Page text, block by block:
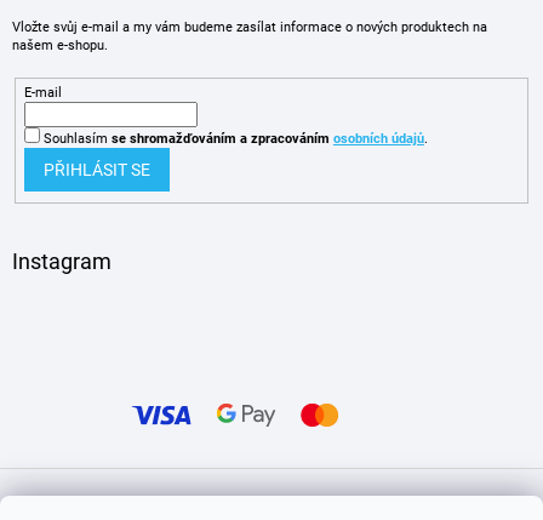
Vložte svůj e-mail a my vám budeme zasílat informace o nových produktech na
našem e-shopu.
E-mail
Souhlasím se shromažďováním a zpracováním osobních údajů.
PŘIHLÁSIT SE
Instagram